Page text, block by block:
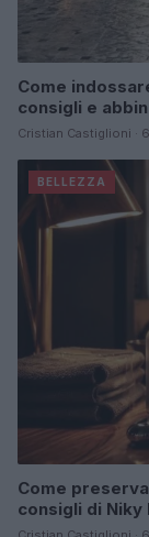
Come
consigli e
Cristian Castiglioni ·
BELLEZZA
Come
consigli di Niky